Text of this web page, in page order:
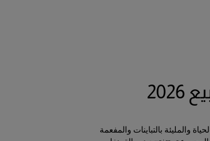
والمليئة بالتباينات والمفعمة